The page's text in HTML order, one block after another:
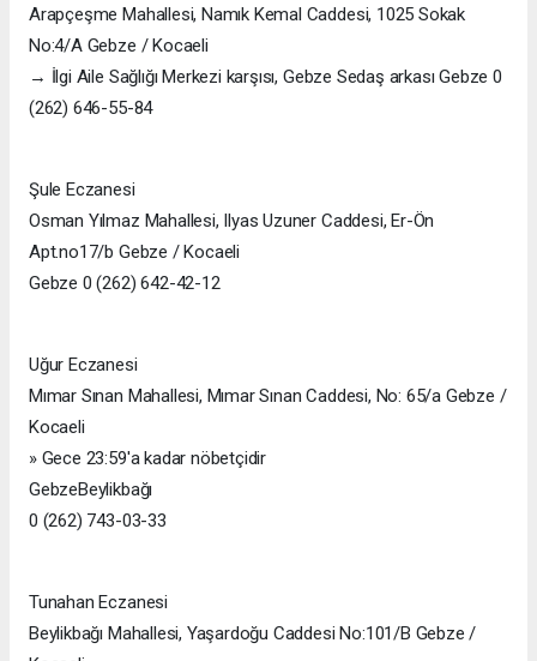
Arapçeşme Mahallesi, Namık Kemal Caddesi, 1025 Sokak
No:4/A Gebze / Kocaeli
→ İlgi Aile Sağlığı Merkezi karşısı, Gebze Sedaş arkası Gebze 0
(262) 646-55-84
Şule Eczanesi
Osman Yılmaz Mahallesi, Ilyas Uzuner Caddesi, Er-Ön
Apt.no17/b Gebze / Kocaeli
Gebze 0 (262) 642-42-12
Uğur Eczanesi
Mımar Sınan Mahallesi, Mımar Sınan Caddesi, No: 65/a Gebze /
Kocaeli
» Gece 23:59'a kadar nöbetçidir
GebzeBeylikbağı
0 (262) 743-03-33
Tunahan Eczanesi
Beylikbağı Mahallesi, Yaşardoğu Caddesi No:101/B Gebze /